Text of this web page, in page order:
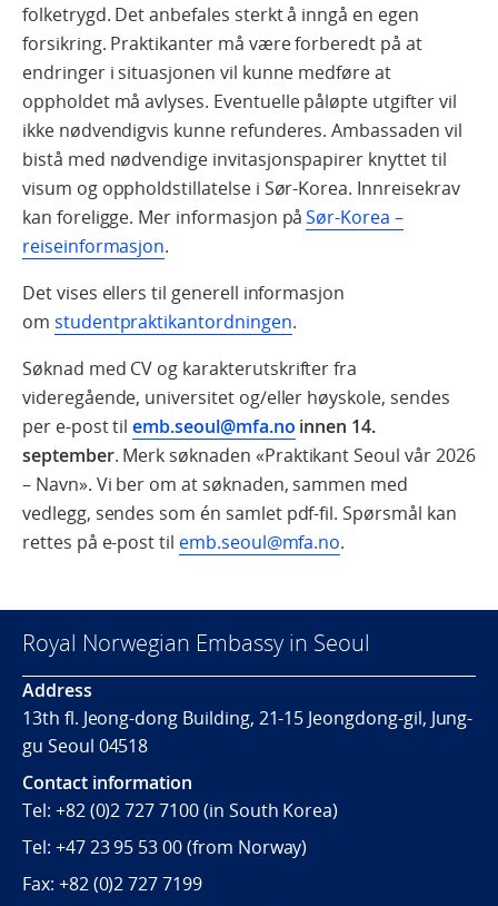
folketrygd. Det anbefales sterkt å inngå en egen
forsikring. Praktikanter må være forberedt på at
endringer i situasjonen vil kunne medføre at
oppholdet må avlyses. Eventuelle påløpte utgifter vil
ikke nødvendigvis kunne refunderes. Ambassaden vil
bistå med nødvendige invitasjonspapirer knyttet til
visum og oppholdstillatelse i Sør-Korea. Innreisekrav
kan foreligge. Mer informasjon påSør-Korea –
reiseinformasjon.
Det vises ellers til generell informasjon
om studentpraktikantordningen.
Søknad med CV og karakterutskrifter fra
videregående, universitet og/eller høyskole, sendes
per e-post tilemb.seoul@mfa.no innen 14.
september. Merk søknaden «Praktikant Seoul vår 2026
– Navn». Vi ber om at søknaden, sammen med
vedlegg, sendes som én samlet pdf-fil. Spørsmål kan
rettes på e-post til emb.seoul@mfa.no.
Royal Norwegian Embassy in Seoul
Address
13th fl. Jeong-dong Building, 21-15 Jeongdong-gil, Jung-
gu Seoul 04518
Contact information
Tel: +82 (0)2 727 7100(in South Korea)
Tel: +47 23 95 53 00(from Norway)
Fax: +82 (0)2 727 7199